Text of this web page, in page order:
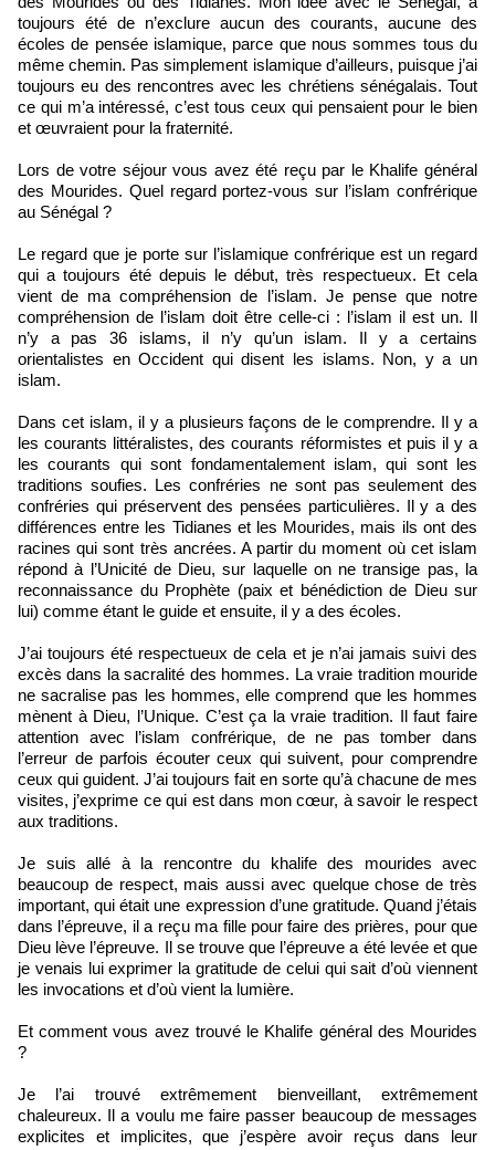
toujours été de n’exclure aucun des courants, aucune des
écoles de pensée islamique, parce que nous sommes tous du
même chemin. Pas simplement islamique d’ailleurs, puisque j’ai
toujours eu des rencontres avec les chrétiens sénégalais. Tout
ce qui m’a intéressé, c’est tous ceux qui pensaient pour le bien
et œuvraient pour la fraternité.
Lors de votre séjour vous avez été reçu par le Khalife général
des Mourides. Quel regard portez-vous sur l’islam confrérique
au Sénégal ?
Le regard que je porte sur l’islamique confrérique est un regard
qui a toujours été depuis le début, très respectueux. Et cela
vient de ma compréhension de l’islam. Je pense que notre
compréhension de l’islam doit être celle-ci : l’islam il est un. Il
n’y a pas 36 islams, il n’y qu’un islam. Il y a certains
orientalistes en Occident qui disent les islams. Non, y a un
islam.
Dans cet islam, il y a plusieurs façons de le comprendre. Il y a
les courants littéralistes, des courants réformistes et puis il y a
les courants qui sont fondamentalement islam, qui sont les
traditions soufies. Les confréries ne sont pas seulement des
confréries qui préservent des pensées particulières. Il y a des
différences entre les Tidianes et les Mourides, mais ils ont des
racines qui sont très ancrées. A partir du moment où cet islam
répond à l’Unicité de Dieu, sur laquelle on ne transige pas, la
reconnaissance du Prophète (paix et bénédiction de Dieu sur
lui) comme étant le guide et ensuite, il y a des écoles.
J’ai toujours été respectueux de cela et je n’ai jamais suivi des
excès dans la sacralité des hommes. La vraie tradition mouride
ne sacralise pas les hommes, elle comprend que les hommes
mènent à Dieu, l’Unique. C’est ça la vraie tradition. Il faut faire
attention avec l’islam confrérique, de ne pas tomber dans
l’erreur de parfois écouter ceux qui suivent, pour comprendre
ceux qui guident. J’ai toujours fait en sorte qu’à chacune de mes
visites, j’exprime ce qui est dans mon cœur, à savoir le respect
aux traditions.
Je suis allé à la rencontre du khalife des mourides avec
beaucoup de respect, mais aussi avec quelque chose de très
important, qui était une expression d’une gratitude. Quand j’étais
dans l’épreuve, il a reçu ma fille pour faire des prières, pour que
Dieu lève l’épreuve. Il se trouve que l’épreuve a été levée et que
je venais lui exprimer la gratitude de celui qui sait d’où viennent
les invocations et d’où vient la lumière.
Et comment vous avez trouvé le Khalife général des Mourides
?
Je l’ai trouvé extrêmement bienveillant, extrêmement
chaleureux. Il a voulu me faire passer beaucoup de messages
explicites et implicites, que j’espère avoir reçus dans leur